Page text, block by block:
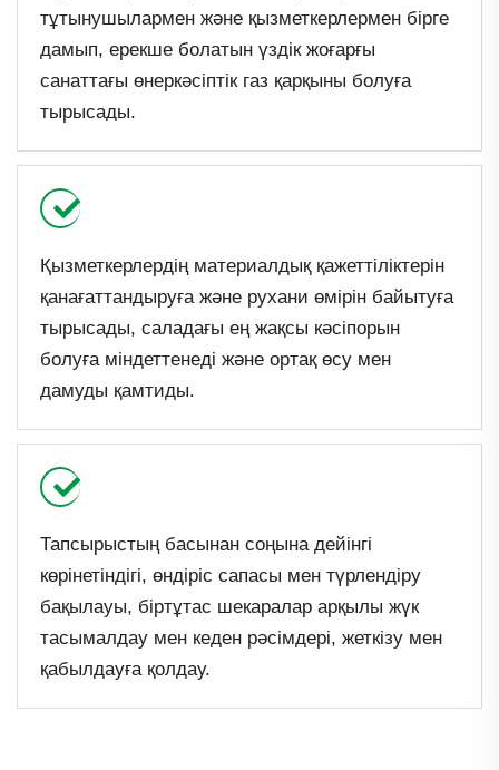
тұтынушылармен және қызметкерлермен бірге
дамып, ерекше болатын үздік жоғарғы
санаттағы өнеркәсіптік газ қарқыны болуға
тырысады.
Қызметкерлердің материалдық қажеттіліктерін
қанағаттандыруға және рухани өмірін байытуға
тырысады, саладағы ең жақсы кәсіпорын
болуға міндеттенеді және ортақ өсу мен
дамуды қамтиды.
Тапсырыстың басынан соңына дейінгі
көрінетіндігі, өндіріс сапасы мен түрлендіру
бақылауы, біртұтас шекаралар арқылы жүк
тасымалдау мен кеден рәсімдері, жеткізу мен
қабылдауға қолдау.